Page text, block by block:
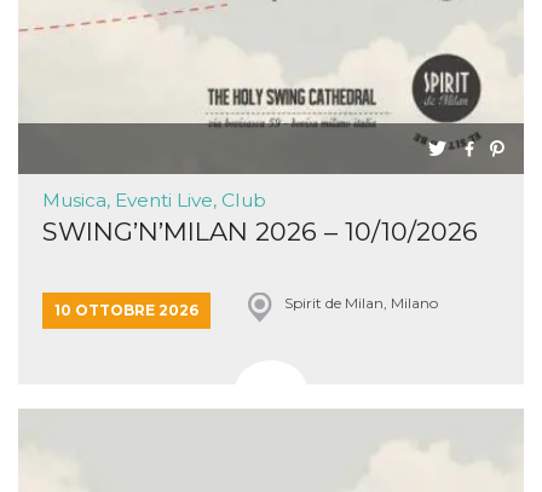
Musica, Eventi Live, Club
SWING’N’MILAN 2026 – 10/10/2026
10 OTTOBRE 2026 Spirit de Milan, Milano